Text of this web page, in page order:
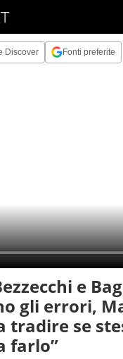
Discover Fonti preferite
e
gli errori,
tradire se
farlo”